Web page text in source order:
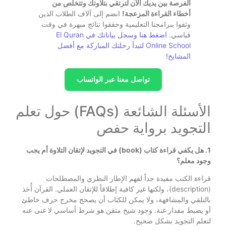
الفرصة بين يديك الآن لترتقي بتلاوتك وتتخلص من
أخطاء القراءة المزعجة! انضم إلى آلاف الطلاب الذين
وثقوا ببرامجنا التعليمية وحققوا نتائج مبهرة في وقت
قياسي.
اضغط هنا وسجل بياناتك في El Quran
Online School لتبدأ رحلتك المباركة مع أفضل
المشايخ!
تواصل معنا عبر الواتساب
الأسئلة الشائعة (FAQs) حول تعلم
التجويد برواية حفص
1. هل يكفي قراءة كتاب (book) في التجويد لإتقان التلاوة أم يجب
وجود معلم؟
قراءة الكتب مفيدة جداً لفهم الإطار النظري والمصطلحات
(description)، ولكنها غير كافية إطلاقاً للإتقان العملي. القرآن أُخذ
بالتلقي والمشافهة، ولا يمكن للكتاب أن يصحح مخرج حرف خاطئ
أو يضبط مقدار غنة. وجود شيخ متقن هو شرط أساسي لا غنى عنه
لتعلم التجويد بشكل صحيح.